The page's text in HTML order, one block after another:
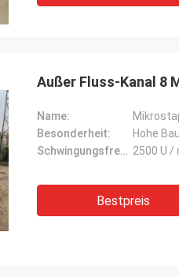
Außer Fluss-Kanal 8
Name:
Besonderheit:
Hohe
Schwingungsfrequenz: 2500 U /
Bestpreis